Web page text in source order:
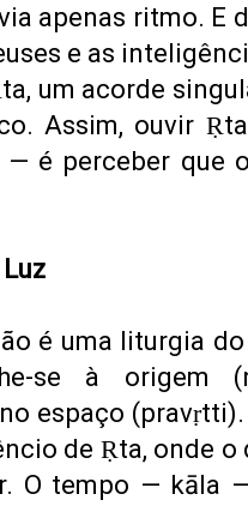
apenas ritmo. E
e as
um acorde
Assim, ouvir
é perceber que
é uma liturgia
se à origem
espaço
de Ṛta, onde
O tempo — kāla